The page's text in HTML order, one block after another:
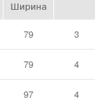
Ширина
79 3
79 4
97 4